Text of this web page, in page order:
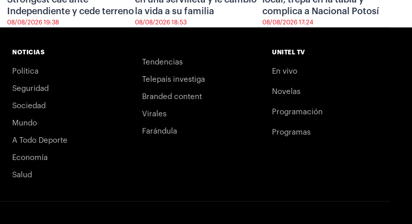
Independiente y cede terreno
08/08/2026 19:38
la vida a su familia
08/08/2026 18:53
complica a Nacional Potosí
08/08/2026 17:24
NOTICIAS
Política
Seguridad
Sociedad
Mundo
A Todo Deporte
Economía
Salud
Tendencias
Telepaís investiga
Branded content
Virales
Farándula
UNITEL TV
En vivo
Novelas
Programación
Programas